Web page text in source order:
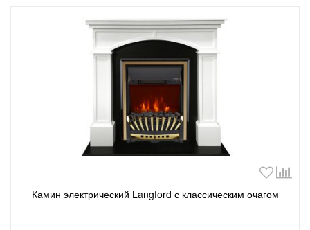
Камин электрический Langford с классическим очагом